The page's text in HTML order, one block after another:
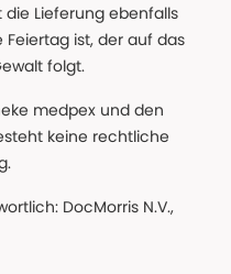
die Lieferung ebenfalls
ist, der auf das
folgt.
medpex und den
keine rechtliche
DocMorris N.V.,